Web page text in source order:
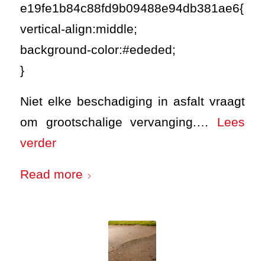
e19fe1b84c88fd9b09488e94db381ae6{
vertical-align:middle;
background-color:#ededed;
}
Niet elke beschadiging in asfalt vraagt
om grootschalige vervanging.… Lees
verder
Read more